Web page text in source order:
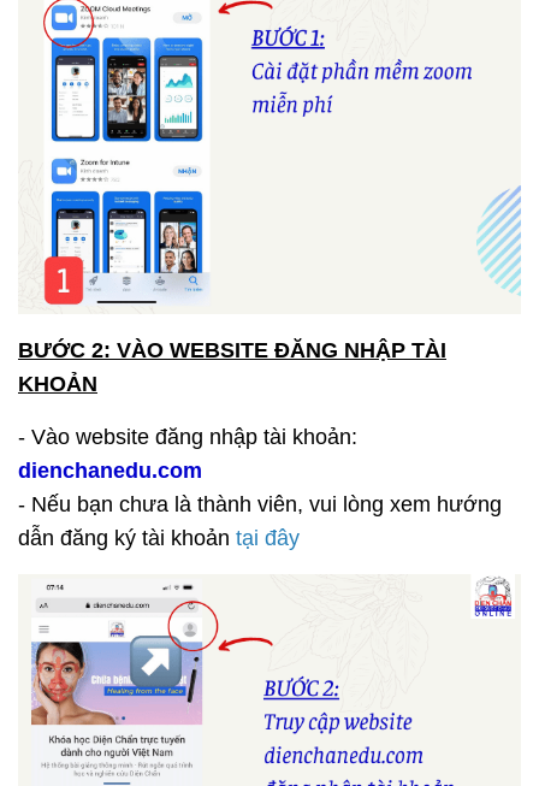
BƯỚC 2: VÀO WEBSITE ĐĂNG NHẬP TÀI
KHOẢN
- Vào website đăng nhập tài khoản:
dienchanedu.com
- Nếu bạn chưa là thành viên, vui lòng xem hướng
dẫn đăng ký tài khoản tại đây